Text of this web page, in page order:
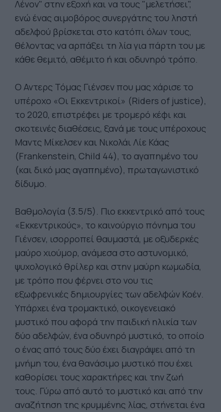
Λένον" στην εξοχή και να τους "μελετήσει",
ενώ ένας αιμοβόρος συνεργάτης του ληστή
αδελφού βρίσκεται στο κατόπι όλων τους,
θέλοντας να αρπάξει τη λία για πάρτη του με
κάθε θεμιτό, αθέμιτο ή και οδυνηρό τρόπο.
Ο Αντερς Τόμας Γιένσεν που μας χάρισε το
υπέροχο «Οι Εκκεντρικοί» (Riders of justice),
το 2020, επιστρέφει με τρομερό κέφι και
σκοτεινές διαθέσεις, ξανά με τους υπέροχους
Μαντς Μίκελσεν και Νικολάι Λίε Κάας
(Frankenstein, Child 44), το αγαπημένο του
(και δικό μας αγαπημένο), πρωταγωνιστικό
δίδυμο.
Βαθμολογία (3.5/5). Πιο εκκεντρικό από τους
«Εκκεντρικούς», το καινούργιο πόνημα του
Γιένσεν, ισορροπεί θαυμαστά, με οξυδερκές
μαύρο χιούμορ, ανάμεσα στο αστυνομικό,
ψυχολογικό θρίλερ και στην μαύρη κωμωδία,
με τρόπο που φέρνει στο νου τις
εξωφρενικές δημιουργίες των αδελφών Κοέν.
Υπάρχει ένα τρομακτικό, οικογενειακό
μυστικό που αφορά την παιδική ηλικία των
δύο αδελφών, ένα οδυνηρό μυστικό, το οποίο
ο ένας από τους δύο έχει διαγράψει από τη
μνήμη του, ένα θανάσιμο μυστικό που έχει
καθορίσει τους χαρακτήρες και την ζωή
τους. Γύρω από αυτό το μυστικό και από την
αναζήτηση της κρυμμένης λίας, στήνεται ένα